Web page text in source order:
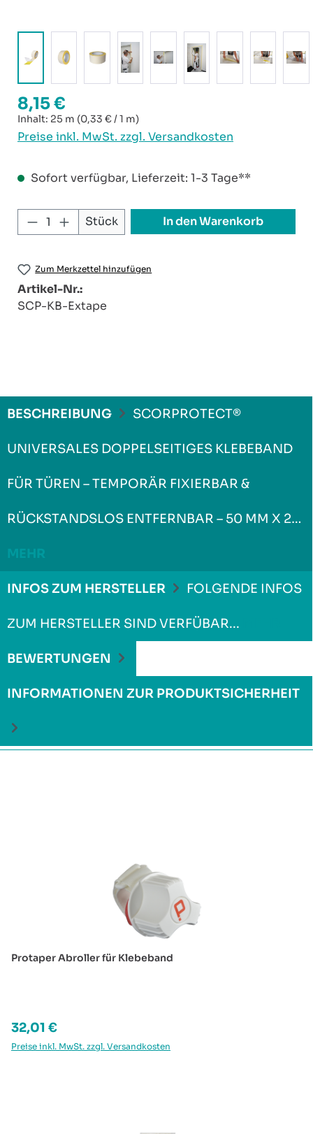
Regulärer Preis:
8,15 €
Inhalt: 25 m (0,33 € / 1 m)
Preise inkl. MwSt. zzgl. Versandkosten
Sofort verfügbar, Lieferzeit: 1-3 Tage**
Produkt Anzahl: Gib den
Stück In den Warenkorb
Zum Merkzettel hinzufügen
Artikel-Nr.:
SCP-KB-Extape
BESCHREIBUNG SCORPROTECT®
UNIVERSALES DOPPELSEITIGES KLEBEBAND
FÜR TÜREN – TEMPORÄR FIXIERBAR &
RÜCKSTANDSLOS ENTFERNBAR – 50 MM X 2…
INFOS ZUM HERSTELLER FOLGENDE INFOS
ZUM HERSTELLER SIND VERFÜBAR...
BEWERTUNGEN
INFORMATIONEN ZUR PRODUKTSICHERHEIT
Protaper Abroller für Klebeband
Regulärer Preis:
32,01 €
Preise inkl. MwSt. zzgl. Versandkosten